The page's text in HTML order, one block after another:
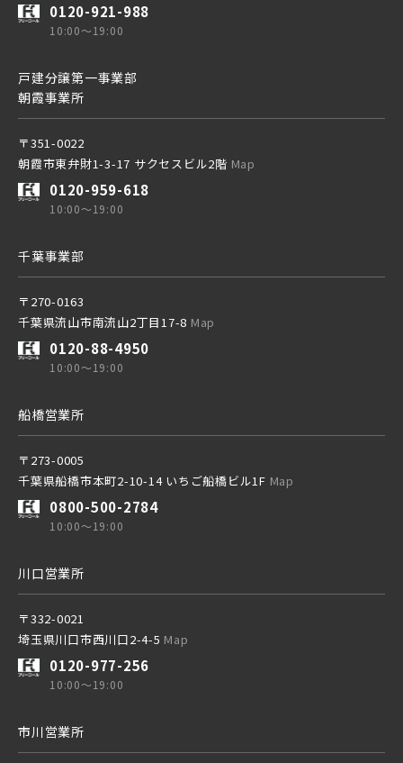
0120-921-988
10:00～19:00
戸建分譲第一事業部
朝霞事業所
〒351-0022
朝霞市東弁財1-3-17 サクセスビル2階 Map
0120-959-618
10:00～19:00
千葉事業部
〒270-0163
千葉県流山市南流山2丁目17-8 Map
0120-88-4950
10:00～19:00
船橋営業所
〒273-0005
千葉県船橋市本町2-10-14 いちご船橋ビル1F Map
0800-500-2784
10:00～19:00
川口営業所
〒332-0021
埼玉県川口市西川口2-4-5 Map
0120-977-256
10:00～19:00
市川営業所